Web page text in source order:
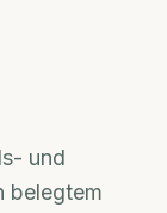
und
belegtem